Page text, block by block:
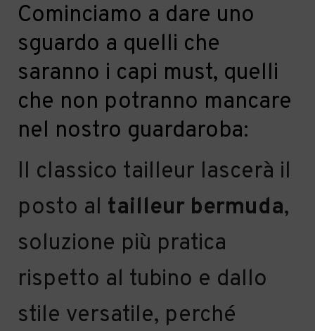
Cominciamo a dare uno
sguardo a quelli che
saranno i capi must, quelli
che non potranno mancare
nel nostro guardaroba:
Il classico tailleur lascerà il
posto al tailleur bermuda,
soluzione più pratica
rispetto al tubino e dallo
stile versatile, perché